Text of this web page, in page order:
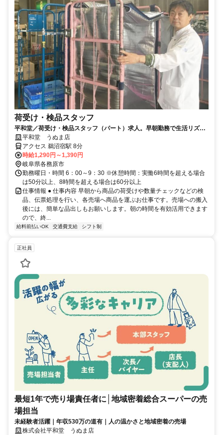
荷受け・検品スタッフ
平和堂／荷受け・検品スタッフ（パート）求人。早朝勤務で生活リズム
も整う仕事です
平和堂 うぬま店
アクセス 鵜沼宿駅 8分
時給1,290円～1,390円
岐阜県各務原市
勤務曜日・時間 6：00～9：30 ※休憩時間：実働6時間を超える場合
は50分以上、8時間を超える場合は60分以上
仕事情報 ● 仕事内容 早朝から商品の荷受けや数量チェックなどの検
品、伝票処理を行い、各売場へ商品を運ぶお仕事です。売場への搬入
後には、簡単な品出しもお願いします。朝の時間を有効活用できます
ので、終...
給料前払いOK 交通費支給 シフト制
正社員
最短1年で売り場責任者に│地域密着総合スーパーの売
場担当
未経験者活躍｜年収530万の道有｜人の温かさと地域密着の売場
株式会社平和堂 うぬま店